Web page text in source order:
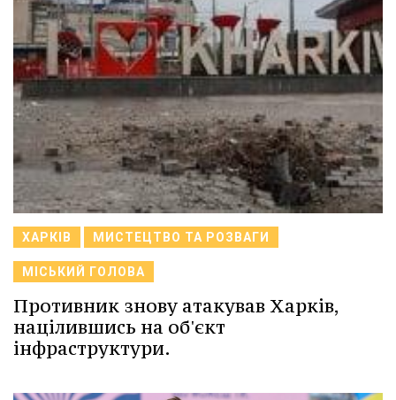
ХАРКІВ МИСТЕЦТВО ТА РОЗВАГИ
МІСЬКИЙ ГОЛОВА
Противник знову атакував Харків,
націлившись на об'єкт
інфраструктури.